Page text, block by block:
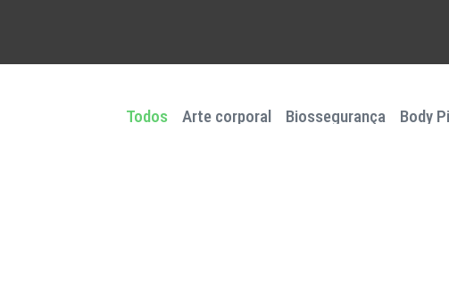
Arte corporal Biossegurança Body
Todos